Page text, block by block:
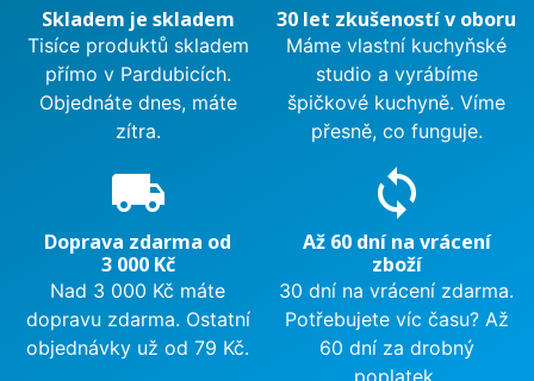
Skladem je skladem
Tisíce produktů skladem
přímo v Pardubicích.
Objednáte dnes, máte
zítra.
30 let zkušeností v oboru
Máme vlastní kuchyňské
studio a vyrábíme
špičkové kuchyně. Víme
přesně, co funguje.
local_shipping
Doprava zdarma od
3 000 Kč
Nad 3 000 Kč máte
dopravu zdarma. Ostatní
objednávky už od 79 Kč.
sync
Až 60 dní na vrácení
zboží
30 dní na vrácení zdarma.
Potřebujete víc času? Až
60 dní za drobný
poplatek.